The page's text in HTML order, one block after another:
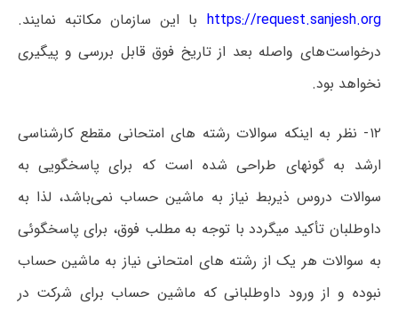
https://request.sanjesh.org با این سازمان مکاتبه نمایند.
درخواست‌های واصله بعد از تاریخ فوق قابل بررسی و پیگیری
نخواهد بود.
۱۲- نظر به اینکه سوالات رشته های امتحانی مقطع کارشناسی
ارشد به گونهای طراحی شده است که برای پاسخگویی به
سوالات دروس ذیربط نیاز به ماشین حساب نمی‌باشد، لذا به
داوطلبان تأکید میگردد با توجه به مطلب فوق، برای پاسخگوئی
به سوالات هر یک از رشته های امتحانی نیاز به ماشین حساب
نبوده و از ورود داوطلبانی که ماشین حساب برای شرکت در